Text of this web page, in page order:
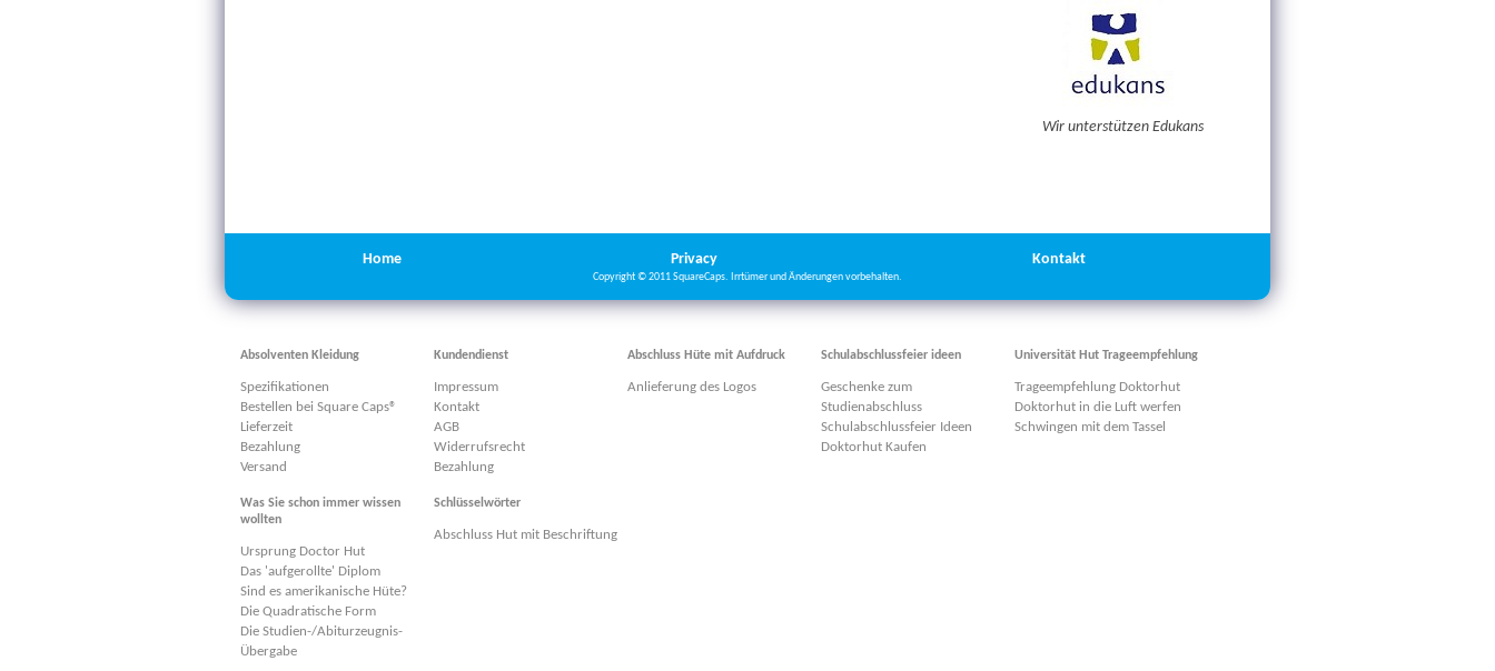
Wir unterstützen Edukans
Home Privacy Kontakt
Copyright © 2011 SquareCaps. Irrtümer und Änderungen vorbehalten.
Absolventen Kleidung
Spezifikationen
Bestellen bei Square Caps®
Lieferzeit
Bezahlung
Versand
Kundendienst
Impressum
Kontakt
AGB
Widerrufsrecht
Bezahlung
Abschluss Hüte mit Aufdruck
Anlieferung des Logos
Schulabschlussfeier ideen
Geschenke zum
Studienabschluss
Schulabschlussfeier Ideen
Doktorhut Kaufen
Universität Hut Trageempfehlung
Trageempfehlung Doktorhut
Doktorhut in die Luft werfen
Schwingen mit dem Tassel
Was Sie schon immer wissen
wollten
Ursprung Doctor Hut
Das 'aufgerollte' Diplom
Sind es amerikanische Hüte?
Die Quadratische Form
Die Studien-/Abiturzeugnis-
Übergabe
Schlüsselwörter
Abschluss Hut mit Beschriftung